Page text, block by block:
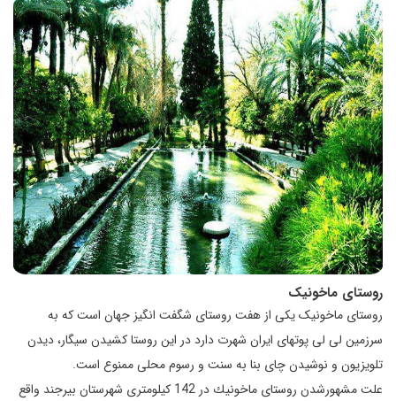
روستای ماخونیک
روستای ماخونیک یکی از هفت روستای شگفت انگیز جهان است که به
سرزمین لی لی پوتهای ایران شهرت دارد در این روستا کشیدن سیگار، دیدن
تلویزیون و نوشیدن چای بنا به سنت و رسوم محلی ممنوع است.
علت مشهورشدن روستای ماخونيك در 142 كيلومتری شهرستان بيرجند واقع